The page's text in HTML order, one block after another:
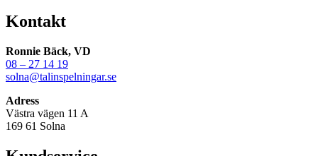
Kontakt
Ronnie Bäck, VD
08 – 27 14 19
solna@talinspelningar.se
Adress
Västra vägen 11 A
169 61 Solna